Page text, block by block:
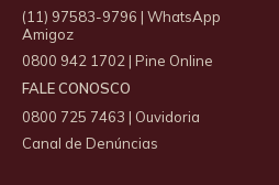
(11) 97583-9796 | WhatsApp
Amigoz
0800 942 1702 | Pine Online
FALE CONOSCO
0800 725 7463 | Ouvidoria
Canal de Denúncias